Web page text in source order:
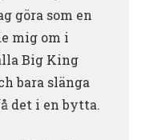
göra som en
mig om i
Big King
bara slänga
det i en bytta.